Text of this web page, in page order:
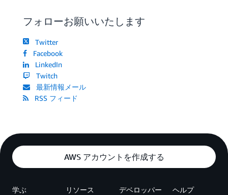
フォローお願いいたします
Twitter
Facebook
LinkedIn
Twitch
最新情報メール
RSS フィード
AWS アカウントを作成する
学ぶ リソース デベロッパー ヘルプ